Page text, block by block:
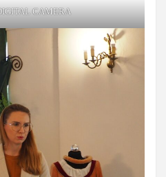
CAMERA